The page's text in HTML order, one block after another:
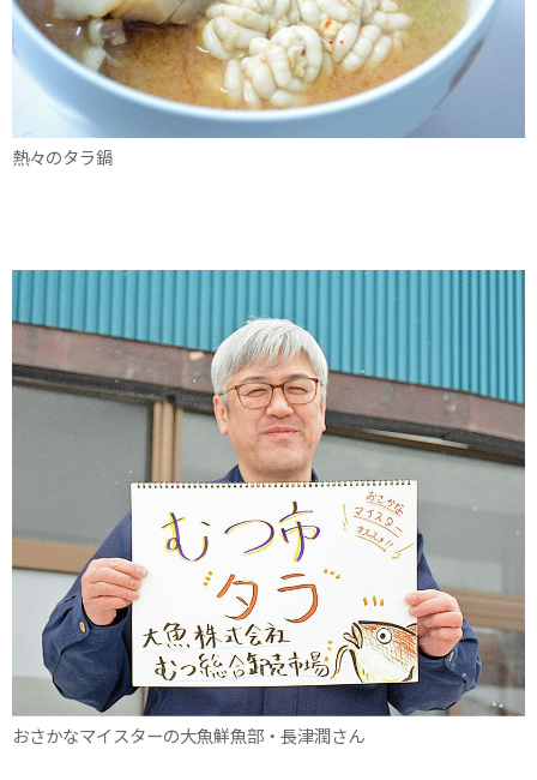
熱々のタラ鍋
おさかなマイスターの大魚鮮魚部・長津潤さん